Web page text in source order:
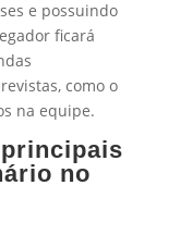
e possuindo
ficará
como o
na equipe.
no